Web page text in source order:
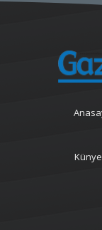
Künye